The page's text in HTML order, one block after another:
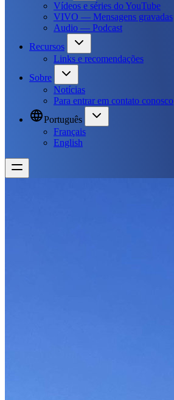
Vídeos e séries do YouTube
VIVO — Mensagens gravadas
Audio — Podcast
Recursos
Links e recomendações
Sobre
Notícias
Para entrar em contato conosco
Português
Français
English